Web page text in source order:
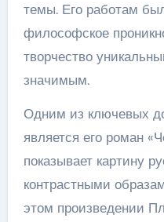
темы. Его работам
философское
творчество
значимым.
Одним из ключевых
является его роман
показывает картину
контрастными
этом произведении